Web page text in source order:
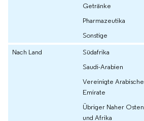
Getränke
Pharmazeutika
Sonstige
Nach Land
Südafrika
Saudi-Arabien
Vereinigte Arabische
Emirate
Übriger Naher Osten
und Afrika